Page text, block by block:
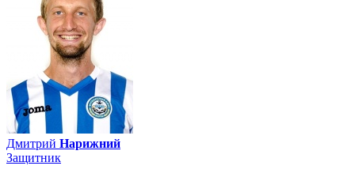
Дмитрий Нарижний
Защитник